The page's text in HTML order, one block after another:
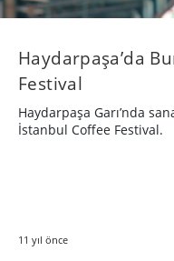
Haydarpaşa’da
Festival
Haydarpaşa Garı’nda
İstanbul Coffee Festival.
11 yıl önce